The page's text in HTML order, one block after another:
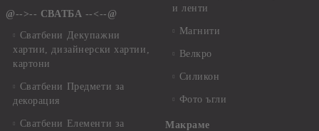
@-->-- СВАТБА --<--@
Сватбени Декупажни
хартии, дизайнерски хартии,
картони
Сватбени Предмети за
декорация
Сватбени Елементи за
и ленти
Магнити
Велкро
Силикон
Фото ъгли
Макраме